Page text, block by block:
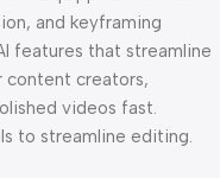
and keyframing
features that streamline
content creators,
videos fast.
to streamline editing.